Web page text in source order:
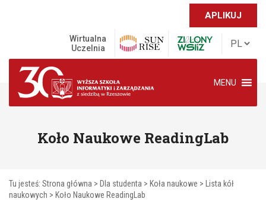
APLIKUJ
Wirtualna
Uczelnia
MENU
Koło Naukowe ReadingLab
Tu jesteś: Strona główna > Dla studenta > Koła naukowe >
Lista kół
naukowych > Koło Naukowe ReadingLab